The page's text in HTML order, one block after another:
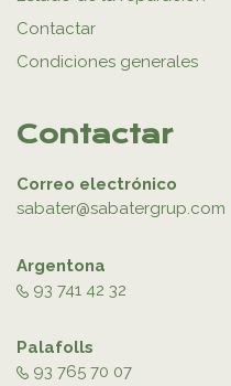
Contactar
Condiciones generales
Contactar
Correo electrónico
sabater@sabatergrup.com
Argentona
93 741 42 32
Palafolls
93 765 70 07